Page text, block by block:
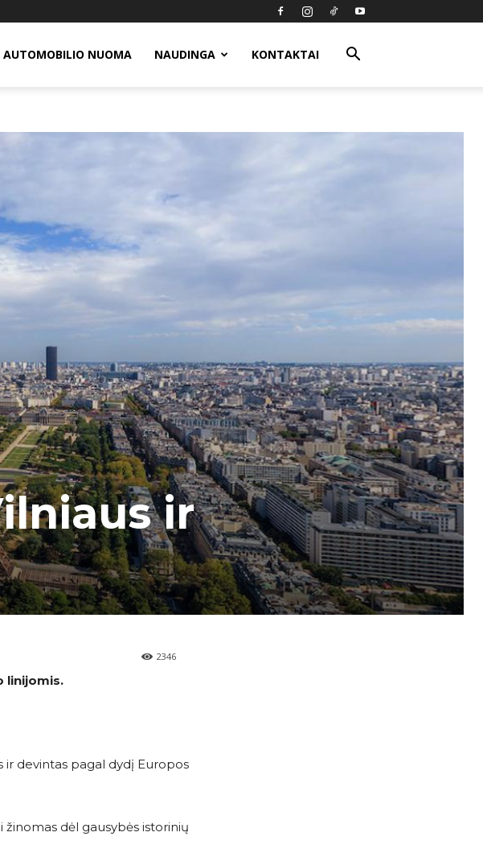
AUTOMOBILIO NUOMA NAUDINGA KONTAKTAI
ir
2346
linijomis.
ir devintas pagal dydį Europos
žinomas dėl gausybės istorinių